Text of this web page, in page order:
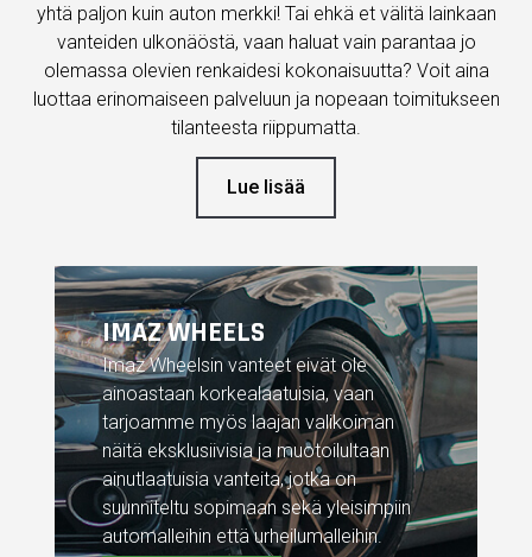
yhtä paljon kuin auton merkki! Tai ehkä et välitä lainkaan
vanteiden ulkonäöstä, vaan haluat vain parantaa jo
olemassa olevien renkaidesi kokonaisuutta? Voit aina
luottaa erinomaiseen palveluun ja nopeaan toimitukseen
tilanteesta riippumatta.
Lue lisää
IMAZ WHEELS
Imaz Wheelsin vanteet eivät ole
ainoastaan korkealaatuisia, vaan
tarjoamme myös laajan valikoiman
näitä eksklusiivisia ja muotoilultaan
ainutlaatuisia vanteita, jotka on
suunniteltu sopimaan sekä yleisimpiin
automalleihin että urheilumalleihin.